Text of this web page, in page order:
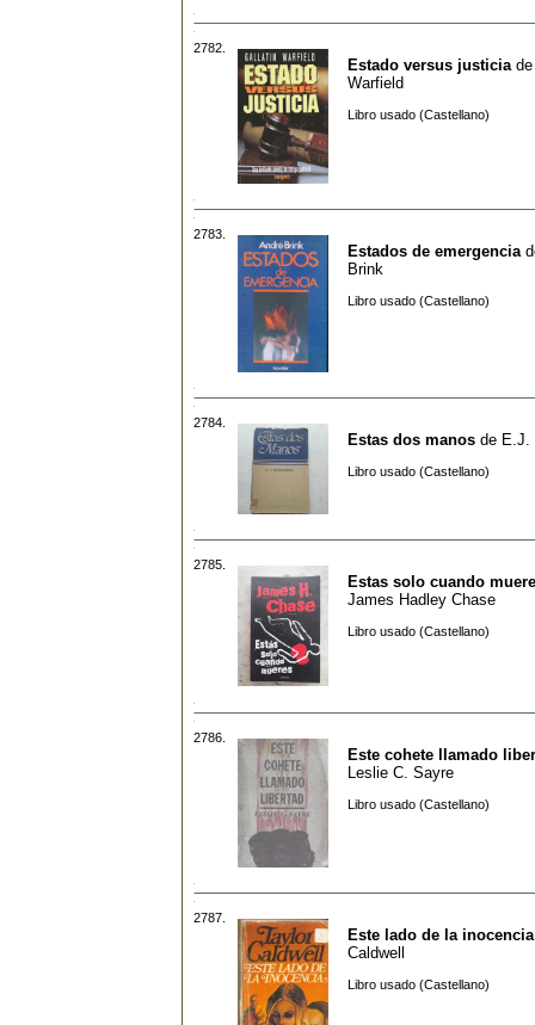
2782.
Estado versus justicia
Warfield
Libro usado (Castellano)
2783.
Estados de emergencia
Brink
Libro usado (Castellano)
2784.
Estas dos manos de E.J.
Libro usado (Castellano)
2785.
Estas solo cuando
James Hadley Chase
Libro usado (Castellano)
2786.
Este cohete llamado
Leslie C. Sayre
Libro usado (Castellano)
2787.
Este lado de la inocencia
Caldwell
Libro usado (Castellano)